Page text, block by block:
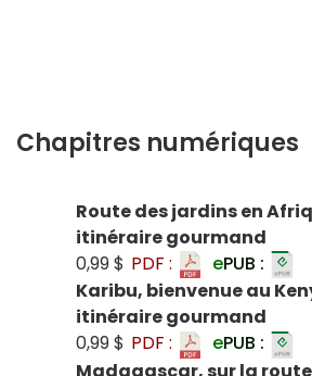
Chapitres numériques
Route des jardins en
itinéraire gourmand
0,99 $ PDF : ePUB :
Karibu, bienvenue au
itinéraire gourmand
0,99 $ PDF : ePUB :
Madagascar, sur la